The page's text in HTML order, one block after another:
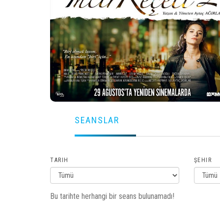
SEANSLAR
TARIH ŞEHIR
Bu tarihte herhangi bir seans bulunamadı!